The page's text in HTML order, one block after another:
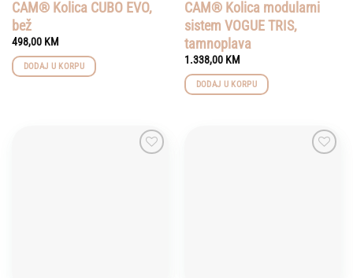
CAM® Kolica CUBO EVO,
bež
498,00 KM
DODAJ U KORPU
CAM® Kolica modularni
sistem VOGUE TRIS,
tamnoplava
1.338,00 KM
DODAJ U KORPU